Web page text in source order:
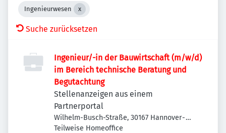
Ingenieurwesen
Suche zurücksetzen
Ingenieur/-in der Bauwirtschaft (m/w/d)
im Bereich technische Beratung und
Begutachtung
Stellenanzeigen aus einem
Partnerportal
Wilhelm-Busch-Straße, 30167 Hannover-
Nord, Deutschland
Teilweise Homeoffice